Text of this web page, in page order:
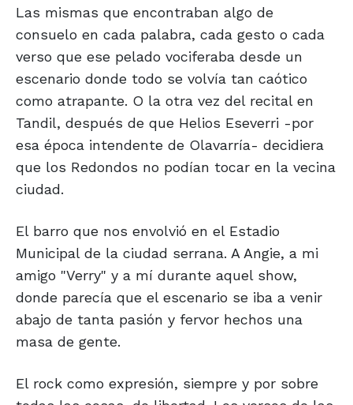
Las mismas que encontraban algo de
consuelo en cada palabra, cada gesto o cada
verso que ese pelado vociferaba desde un
escenario donde todo se volvía tan caótico
como atrapante. O la otra vez del recital en
Tandil, después de que Helios Eseverri -por
esa época intendente de Olavarría- decidiera
que los Redondos no podían tocar en la vecina
ciudad.
El barro que nos envolvió en el Estadio
Municipal de la ciudad serrana. A Angie, a mi
amigo "Verry" y a mí durante aquel show,
donde parecía que el escenario se iba a venir
abajo de tanta pasión y fervor hechos una
masa de gente.
El rock como expresión, siempre y por sobre